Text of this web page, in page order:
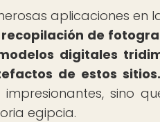
aplicaciones en
de
digitales
de estos sitios.
sino
egipcia.